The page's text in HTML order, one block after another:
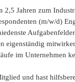
2,5 Jahren zum
(m/w/d)
eigenständig
im Unternehmen
und hast